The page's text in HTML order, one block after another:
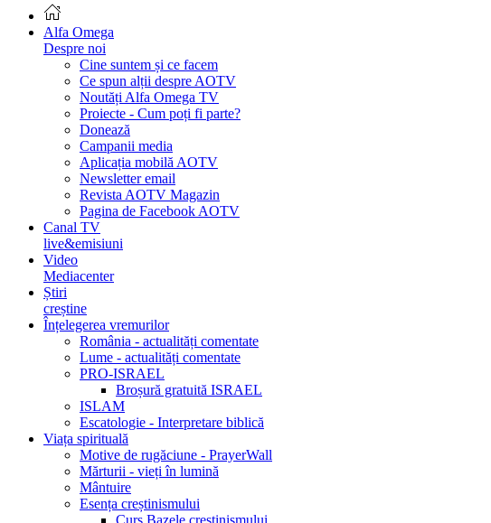
Alfa Omega
Despre noi
Cine suntem și ce facem
Ce spun alții despre AOTV
Noutăți Alfa Omega TV
Proiecte - Cum poți fi parte?
Donează
Campanii media
Aplicația mobilă AOTV
Newsletter email
Revista AOTV Magazin
Pagina de Facebook AOTV
Canal TV
live&emisiuni
Video
Mediacenter
Știri
creștine
Înțelegerea vremurilor
România - actualități comentate
Lume - actualități comentate
PRO-ISRAEL
Broșură gratuită ISRAEL
ISLAM
Escatologie - Interpretare biblică
Viața spirituală
Motive de rugăciune - PrayerWall
Mărturii - vieți în lumină
Mântuire
Esența creștinismului
Curs Bazele creștinismului